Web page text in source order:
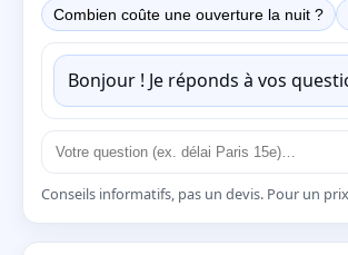
Combien coûte une ouverture la nuit ?
Bonjour ! Je réponds à vos
Conseils informatifs, pas un devis. Pour un